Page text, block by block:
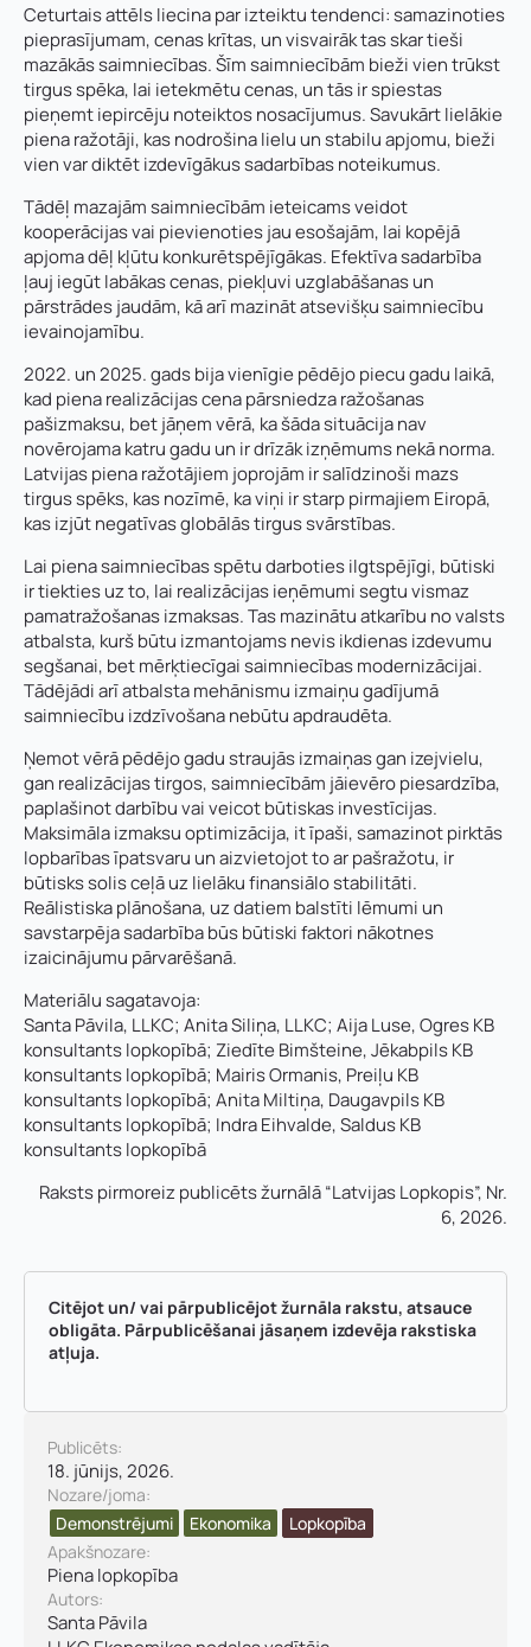
Ceturtais attēls liecina par izteiktu tendenci: samazinoties
pieprasījumam, cenas krītas, un visvairāk tas skar tieši
mazākās saimniecības. Šīm saimniecībām bieži vien trūkst
tirgus spēka, lai ietekmētu cenas, un tās ir spiestas
pieņemt iepircēju noteiktos nosacījumus. Savukārt lielākie
piena ražotāji, kas nodrošina lielu un stabilu apjomu, bieži
vien var diktēt izdevīgākus sadarbības noteikumus.
Tādēļ mazajām saimniecībām ieteicams veidot
kooperācijas vai pievienoties jau esošajām, lai kopējā
apjoma dēļ kļūtu konkurētspējīgākas. Efektīva sadarbība
ļauj iegūt labākas cenas, piekļuvi uzglabāšanas un
pārstrādes jaudām, kā arī mazināt atsevišķu saimniecību
ievainojamību.
2022. un 2025. gads bija vienīgie pēdējo piecu gadu laikā,
kad piena realizācijas cena pārsniedza ražošanas
pašizmaksu, bet jāņem vērā, ka šāda situācija nav
novērojama katru gadu un ir drīzāk izņēmums nekā norma.
Latvijas piena ražotājiem joprojām ir salīdzinoši mazs
tirgus spēks, kas nozīmē, ka viņi ir starp pirmajiem Eiropā,
kas izjūt negatīvas globālās tirgus svārstības.
Lai piena saimniecības spētu darboties ilgtspējīgi, būtiski
ir tiekties uz to, lai realizācijas ieņēmumi segtu vismaz
pamatražošanas izmaksas. Tas mazinātu atkarību no valsts
atbalsta, kurš būtu izmantojams nevis ikdienas izdevumu
segšanai, bet mērķtiecīgai saimniecības modernizācijai.
Tādējādi arī atbalsta mehānismu izmaiņu gadījumā
saimniecību izdzīvošana nebūtu apdraudēta.
Ņemot vērā pēdējo gadu straujās izmaiņas gan izejvielu,
gan realizācijas tirgos, saimniecībām jāievēro piesardzība,
paplašinot darbību vai veicot būtiskas investīcijas.
Maksimāla izmaksu optimizācija, it īpaši, samazinot pirktās
lopbarības īpatsvaru un aizvietojot to ar pašražotu, ir
būtisks solis ceļā uz lielāku finansiālo stabilitāti.
Reālistiska plānošana, uz datiem balstīti lēmumi un
savstarpēja sadarbība būs būtiski faktori nākotnes
izaicinājumu pārvarēšanā.
Materiālu sagatavoja:
Santa Pāvila, LLKC; Anita Siliņa, LLKC; Aija Luse, Ogres KB
konsultants lopkopībā; Ziedīte Bimšteine, Jēkabpils KB
konsultants lopkopībā; Mairis Ormanis, Preiļu KB
konsultants lopkopībā; Anita Miltiņa, Daugavpils KB
konsultants lopkopībā; Indra Eihvalde, Saldus KB
konsultants lopkopībā
Raksts pirmoreiz publicēts žurnālā “Latvijas Lopkopis”, Nr.
6, 2026.
Citējot un/ vai pārpublicējot žurnāla rakstu, atsauce
obligāta. Pārpublicēšanai jāsaņem izdevēja rakstiska
atļuja.
Publicēts:
18. jūnijs, 2026.
Nozare/joma:
Demonstrējumi
Ekonomika
Lopkopība
Apakšnozare:
Piena lopkopība
Autors:
Santa Pāvila